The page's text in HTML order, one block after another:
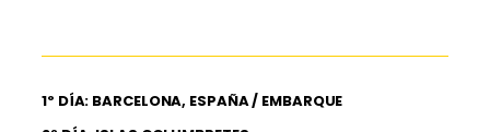
1º DÍA: BARCELONA, ESPAÑA / EMBARQUE